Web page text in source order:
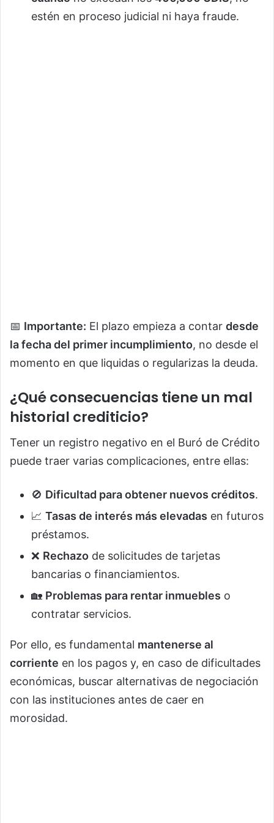
estén en proceso judicial ni haya fraude.
📅 Importante: El plazo empieza a contar desde
la fecha del primer incumplimiento, no desde el
momento en que liquidas o regularizas la deuda.
¿Qué consecuencias tiene un mal
historial crediticio?
Tener un registro negativo en el Buró de Crédito
puede traer varias complicaciones, entre ellas:
🚫 Dificultad para obtener nuevos créditos.
📈 Tasas de interés más elevadas en futuros
préstamos.
❌ Rechazo de solicitudes de tarjetas
bancarias o financiamientos.
🏡 Problemas para rentar inmuebles o
contratar servicios.
Por ello, es fundamental mantenerse al
corriente en los pagos y, en caso de dificultades
económicas, buscar alternativas de negociación
con las instituciones antes de caer en
morosidad.